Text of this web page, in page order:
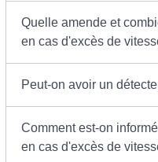
Quelle amende et
en cas d'excès de
Peut-on avoir un
Comment est-on
en cas d'excès de